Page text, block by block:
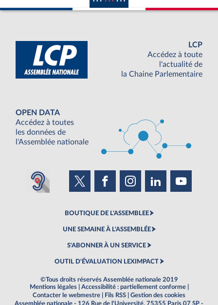
LCP
Accédez à toute
l'actualité de
la Chaine Parlementaire
OPEN DATA
Accédez à toutes
les données de
l'Assemblée nationale
BOUTIQUE DE L'ASSEMBLEE
UNE SEMAINE À L'ASSEMBLÉE
S'ABONNER À UN SERVICE
OUTIL D'ÉVALUATION LEXIMPACT
©Tous droits réservés Assemblée nationale 2019
Mentions légales
Accessibilité : partiellement conforme
Contacter le webmestre
Fils RSS
Gestion des cookies
Assemblée nationale - 126 Rue de l'Université, 75355 Paris 07 SP -